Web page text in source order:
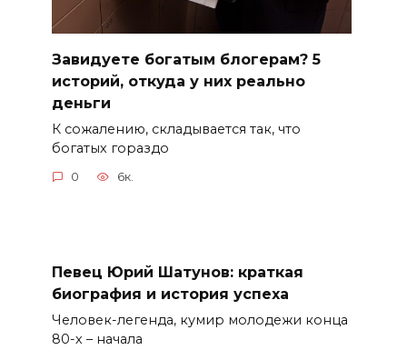
Завидуете богатым блогерам? 5
историй, откуда у них реально
деньги
К сожалению, складывается так, что
богатых гораздо
0 6к.
Певец Юрий Шатунов: краткая
биография и история успеха
Человек-легенда, кумир молодежи конца
80-х – начала